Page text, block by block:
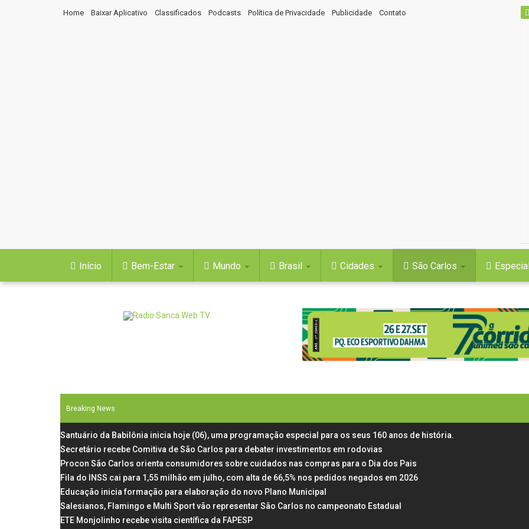
Home Baixar Aplicativo Classificados Podcasts Política de Privacidade Publicidade Contato
Início Bem-Estar Mundo Brasil Cidades São Carlos
Breaking News
Santuário da Babilônia inicia hoje (06), uma programação especial para os seus 160 anos de história.
Secretário recebe Comitiva de São Carlos para debater investimentos em rodovias
Procon São Carlos orienta consumidores sobre cuidados nas compras para o Dia dos Pais
Fila do INSS cai para 1,55 milhão em julho, com alta de 66,5% nos pedidos negados em 2026
Educação inicia formação para elaboração do novo Plano Municipal
Salesianos, Flamingo e Multi Sport vão representar São Carlos no campeonato Estadual
ETE Monjolinho recebe visita científica da FAPESP